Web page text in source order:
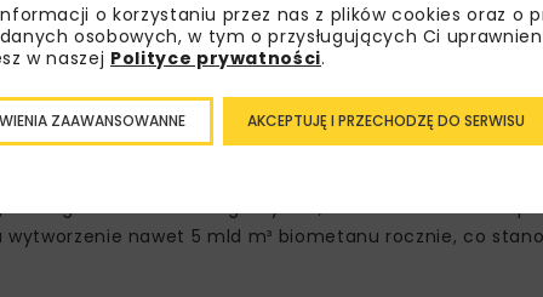
natomiast biometan – jako jego oczyszczona forma
Według Krajowego Planu w dziedzinie Energii i Klimatu,
realny potencjał inwestycyjny wynosi około 3,2 mld
na poziomie 1,5 mld m³, a w 2040 roku – 3,9 mld m³.
część zapotrzebowania na paliwa gazowe z
i Biometanowego wynika, że 150 mln ton
nawet 5 mld m³ biometanu rocznie, co
o korzystaniu przez nas z plików cookies oraz o
osobowych, w tym o przysługujących Ci
w naszej Polityce prywatności.
AKCEPTUJĘ I PRZECHODZĘ DO SERWISU
ZAAWANSOWANNE